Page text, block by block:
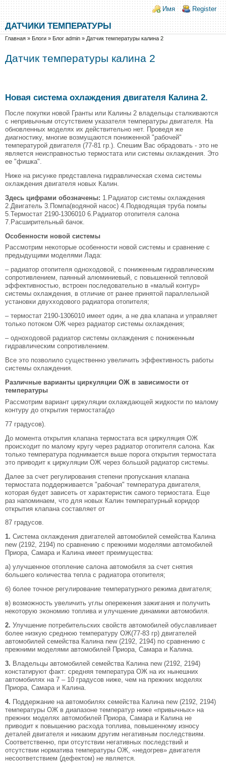
Перейти к основному содержанию
Skip to search
Login links
Имя Register
ДАТЧИКИ ТЕМПЕРАТУРЫ
Вы здесь
Главная » Блоги » Блог admin » Датчик температуры калина 2
Датчик температуры калина 2
Новая система охлаждения двигателя Калина 2.
После покупки новой Гранты или Калины 2 владельцы сталкиваются
с непривычным отсутствием указателя температуры двигателя. На
обновленных моделях их действительно нет. Проведя же
диагностику, многие возмущаются пониженной "рабочей"
температурой двигателя (77-81 гр.). Спешим Вас обрадовать - это не
является неисправностью термостата или системы охлаждения. Это
ее "фишка".
Ниже на рисунке представлена гидравлическая схема системы
охлаждения двигателя новых Калин.
Здесь цифрами обозначены: 1.Радиатор системы охлаждения
2.Двигатель 3.Помпа(водяной насос) 4.Подводящая труба помпы
5.Термостат 2190-1306010 6.Радиатор отопителя салона
7.Расширительный бачок.
Особенности новой системы
Рассмотрим некоторые особенности новой системы и сравнение с
предыдущими моделями Лада:
– радиатор отопителя одноходовой, с пониженным гидравлическим
сопротивлением, паянный алюминиевый, с повышенной тепловой
эффективностью, встроен последовательно в «малый контур»
системы охлаждения, в отличие от ранее принятой параллельной
установки двухходового радиатора отопителя;
– термостат 2190-1306010 имеет один, а не два клапана и управляет
только потоком ОЖ через радиатор системы охлаждения;
– одноходовой радиатор системы охлаждения с пониженным
гидравлическим сопротивлением.
Все это позволило существенно увеличить эффективность работы
системы охлаждения.
Различные варианты циркуляции ОЖ в зависимости от
температуры
Рассмотрим вариант циркуляции охлаждающей жидкости по малому
контуру до открытия термостата(до
77 градусов).
До момента открытия клапана термостата вся циркуляция ОЖ
происходит по малому кругу через радиатор отопителя салона. Как
только температура поднимается выше порога открытия термостата
это приводит к циркуляции ОЖ через большой радиатор системы.
Далее за счет регулирования степени пропускания клапана
термостата поддерживается "рабочая" температура двигателя,
которая будет зависеть от характеристик самого термостата. Еще
раз напоминаем, что для новых Калин температурный коридор
открытия клапана составляет от
87 градусов.
1. Система охлаждения двигателей автомобилей семейства Калина
new (2192, 2194) по сравнению с прежними моделями автомобилей
Приора, Самара и Калина имеет преимущества:
а) улучшенное отопление салона автомобиля за счет снятия
большего количества тепла с радиатора отопителя;
б) более точное регулирование температурного режима двигателя;
в) возможность увеличить углы опережения зажигания и получить
некоторую экономию топлива и улучшение динамики автомобиля.
2. Улучшение потребительских свойств автомобилей обуславливает
более низкую среднюю температуру ОЖ(77-83 гр) двигателей
автомобилей семейства Калина new (2192, 2194) по сравнению с
прежними моделями автомобилей Приора, Самара и Калина.
3. Владельцы автомобилей семейства Калина new (2192, 2194)
констатируют факт: средняя температура ОЖ на их нынешних
автомобилях на 7 – 10 градусов ниже, чем на прежних моделях
Приора, Самара и Калина.
4. Поддержание на автомобилях семейства Калина new (2192, 2194)
температуры ОЖ в диапазоне температур ниже «привычных» на
прежних моделях автомобилей Приора, Самара и Калина не
приводит к повышению расхода топлива, повышенному износу
деталей двигателя и никаким другим негативным последствиям.
Соответственно, при отсутствии негативных последствий и
отсутствии норматива температуры ОЖ, «недогрев» двигателя
несоответствием (дефектом) не является.